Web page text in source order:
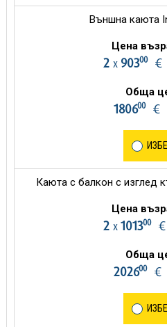
Външна каюта
Цена
2 х 90300€
Обща
180600€
Каюта с балкон с изглед
Цена
2 х 101300€
Обща
202600€